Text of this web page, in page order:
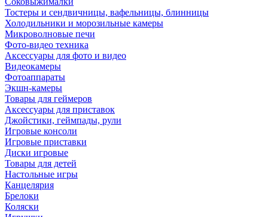
Тостеры и сендвичницы, вафельницы, блинницы
Холодильники и морозильные камеры
Микроволновые печи
Фото-видео техника
Аксессуары для фото и видео
Видеокамеры
Фотоаппараты
Экшн-камеры
Товары для геймеров
Аксессуары для приставок
Джойстики, геймпады, рули
Игровые консоли
Игровые приставки
Диски игровые
Товары для детей
Настольные игры
Канцелярия
Брелоки
Коляски